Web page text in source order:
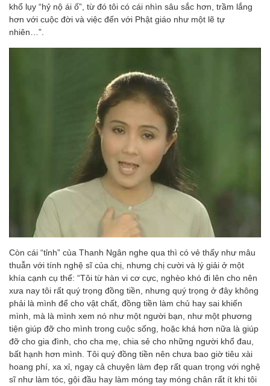
khổ lụy “hỷ nộ ái ố”, từ đó tôi có cái nhìn sâu sắc hơn, trầm lắng
hơn với cuộc đời và việc đến với Phật giáo như một lẽ tự
nhiên…”.
Còn cái “tỉnh” của Thanh Ngân nghe qua thì có vẻ thấy như mâu
thuẫn với tính nghệ sĩ của chị, nhưng chị cười và lý giải ở một
khía cạnh cụ thể: “Tôi từ hàn vi cơ cực, nghèo khó đi lên cho nên
xưa nay tôi rất quý trọng đồng tiền, nhưng quý trọng ở đây không
phải là mình để cho vật chất, đồng tiền làm chủ hay sai khiến
mình, mà là mình xem nó như một người bạn, như một phương
tiện giúp đỡ cho mình trong cuộc sống, hoặc khá hơn nữa là giúp
đỡ cho gia đình, cho cha mẹ, chia sẻ cho những người khổ đau,
bất hạnh hơn mình. Tôi quý đồng tiền nên chưa bao giờ tiêu xài
hoang phí, xa xỉ, ngay cả chuyện làm đẹp rất quan trọng với nghệ
sĩ như làm tóc, gội đầu hay làm móng tay móng chân rất ít khi tôi